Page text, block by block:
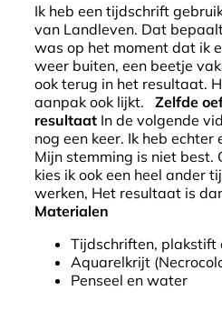
Ik heb een tijdschrift
van Landleven. Dat
was op het moment dat ik
weer buiten, een beetje
ook terug in het resultaat.
aanpak ook lijkt. Zelfde
resultaat In de volgende
nog een keer. Ik heb
Mijn stemming is niet best.
kies ik ook een heel ander
werken, Het resultaat is
Materialen
Tijdschriften, plakstift
Aquarelkrijt
Penseel en water